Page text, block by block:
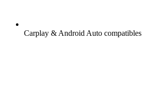
Carplay & Android Auto compatibles